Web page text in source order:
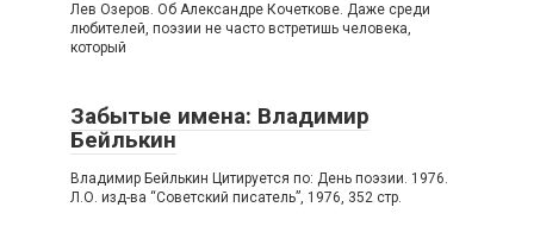
Лев Озеров. Об Александре Кочеткове. Даже среди
любителей, поэзии не часто встретишь человека,
который
Забытые имена: Владимир
Бейлькин
Владимир Бейлькин Цитируется по: День поэзии. 1976.
Л.О. изд-ва “Советский писатель”, 1976, 352 стр.